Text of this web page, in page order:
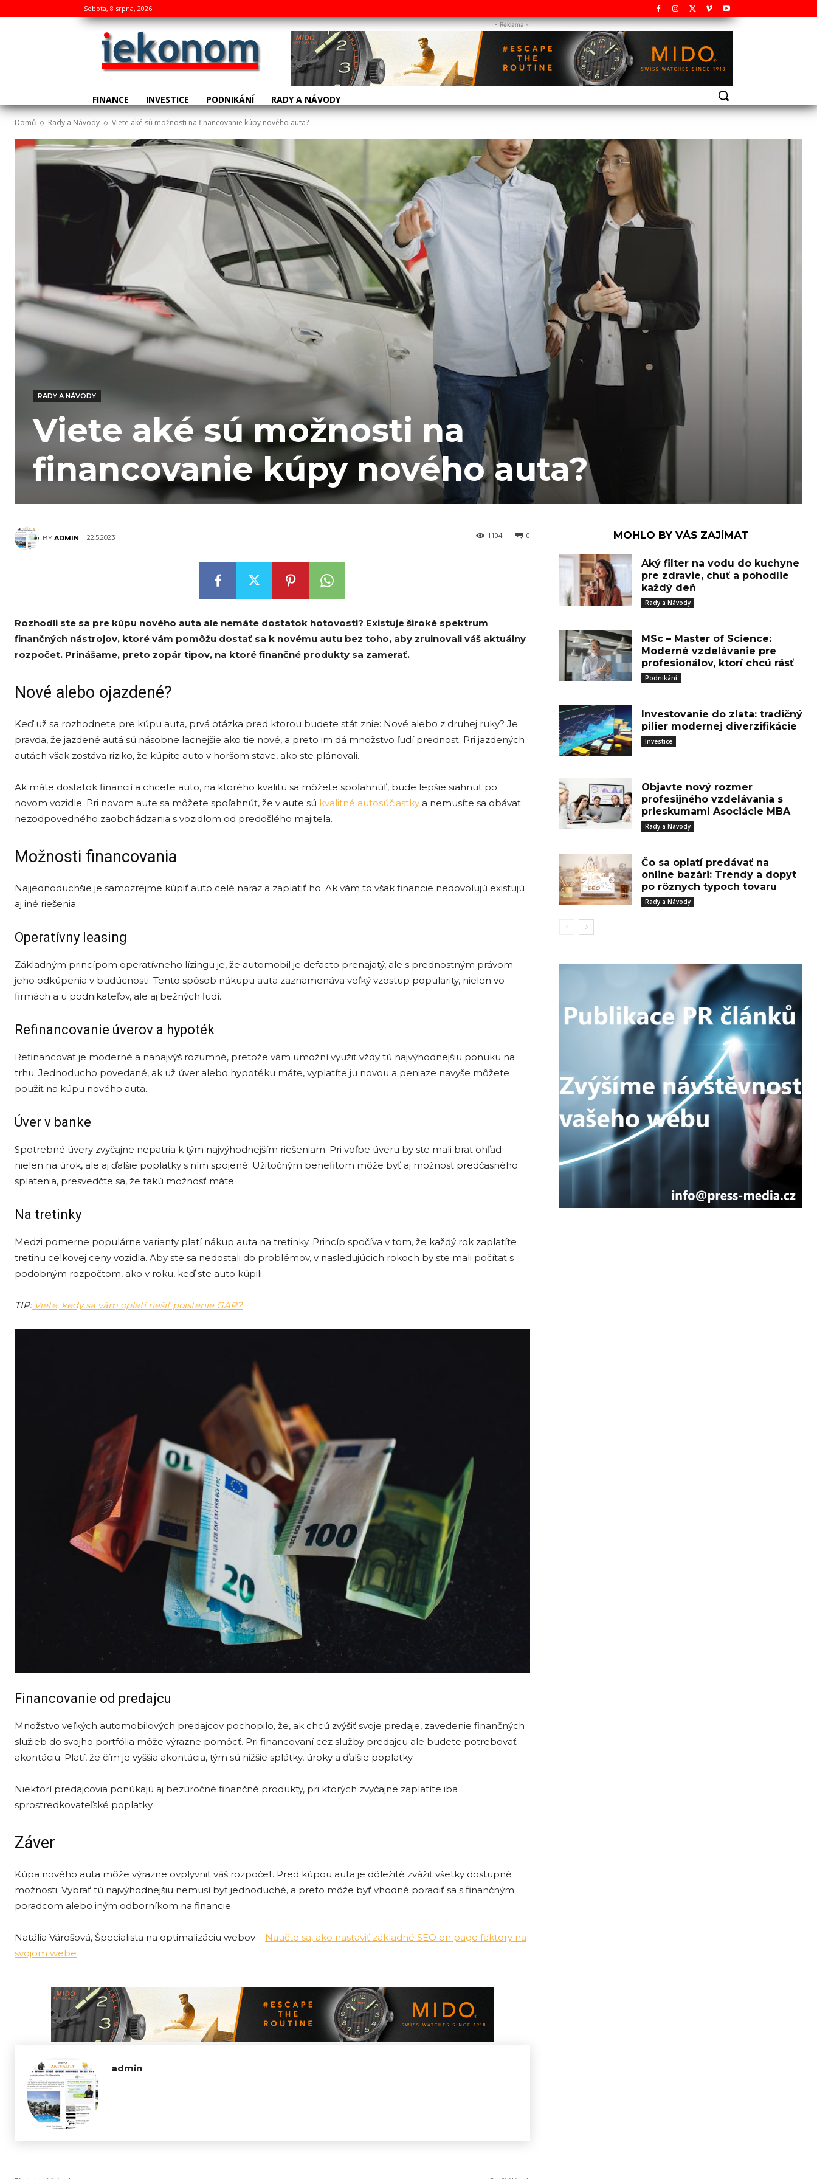
Sobota, 8 srpna, 2026
- Reklama -
FINANCE INVESTICE PODNIKÁNÍ RADY A NÁVODY
Domů Rady a Návody Viete aké sú možnosti na financovanie kúpy nového auta?
RADY A NÁVODY
Viete aké sú možnosti na
financovanie kúpy nového auta?
BY ADMIN 22.5.2023 0
1104
Rozhodli ste sa pre kúpu nového auta ale nemáte dostatok hotovosti? Existuje široké spektrum
finančných nástrojov, ktoré vám pomôžu dostať sa k novému autu bez toho, aby zruinovali váš aktuálny
rozpočet. Prinášame, preto zopár tipov, na ktoré finančné produkty sa zamerať.
Nové alebo ojazdené?
Keď už sa rozhodnete pre kúpu auta, prvá otázka pred ktorou budete stáť znie: Nové alebo z druhej ruky? Je
pravda, že jazdené autá sú násobne lacnejšie ako tie nové, a preto im dá množstvo ľudí prednosť. Pri jazdených
autách však zostáva riziko, že kúpite auto v horšom stave, ako ste plánovali.
Ak máte dostatok financií a chcete auto, na ktorého kvalitu sa môžete spoľahnúť, bude lepšie siahnuť po
novom vozidle. Pri novom aute sa môžete spoľahnúť, že v aute sú kvalitné autosúčiastky a nemusíte sa obávať
nezodpovedného zaobchádzania s vozidlom od predošlého majitela.
Možnosti financovania
Najjednoduchšie je samozrejme kúpiť auto celé naraz a zaplatiť ho. Ak vám to však financie nedovolujú existujú
aj iné riešenia.
Operatívny leasing
Základným princípom operatívneho lízingu je, že automobil je defacto prenajatý, ale s prednostným právom
jeho odkúpenia v budúcnosti. Tento spôsob nákupu auta zaznamenáva veľký vzostup popularity, nielen vo
firmách a u podnikateľov, ale aj bežných ľudí.
Refinancovanie úverov a hypoték
Refinancovať je moderné a nanajvýš rozumné, pretože vám umožní využiť vždy tú najvýhodnejšiu ponuku na
trhu. Jednoducho povedané, ak už úver alebo hypotéku máte, vyplatíte ju novou a peniaze navyše môžete
použiť na kúpu nového auta.
Úver v banke
Spotrebné úvery zvyčajne nepatria k tým najvýhodnejším riešeniam. Pri voľbe úveru by ste mali brať ohľad
nielen na úrok, ale aj ďalšie poplatky s ním spojené. Užitočným benefitom môže byť aj možnosť predčasného
splatenia, presvedčte sa, že takú možnosť máte.
Na tretinky
Medzi pomerne populárne varianty platí nákup auta na tretinky. Princíp spočíva v tom, že každý rok zaplatíte
tretinu celkovej ceny vozidla. Aby ste sa nedostali do problémov, v nasledujúcich rokoch by ste mali počítať s
podobným rozpočtom, ako v roku, keď ste auto kúpili.
TIP:Viete, kedy sa vám oplatí riešiť poistenie GAP?
Financovanie od predajcu
Množstvo veľkých automobilových predajcov pochopilo, že, ak chcú zvýšiť svoje predaje, zavedenie finančných
služieb do svojho portfólia môže výrazne pomôcť. Pri financovaní cez služby predajcu ale budete potrebovať
akontáciu. Platí, že čím je vyššia akontácia, tým sú nižšie splátky, úroky a ďalšie poplatky.
Niektorí predajcovia ponúkajú aj bezúročné finančné produkty, pri ktorých zvyčajne zaplatíte iba
sprostredkovateľské poplatky.
Záver
Kúpa nového auta môže výrazne ovplyvniť váš rozpočet. Pred kúpou auta je dôležité zvážiť všetky dostupné
možnosti. Vybrať tú najvýhodnejšiu nemusí byť jednoduché, a preto môže byť vhodné poradiť sa s finančným
poradcom alebo iným odborníkom na financie.
Natália Várošová, Špecialista na optimalizáciu webov – Naučte sa, ako nastaviť základné SEO on page faktory na
svojom webe
admin
MOHLO BY VÁS ZAJÍMAT
Aký filter na vodu do kuchyne
pre zdravie, chuť a pohodlie
každý deň
Rady a Návody
MSc – Master of Science:
Moderné vzdelávanie pre
profesionálov, ktorí chcú rásť
Podnikání
Investovanie do zlata: tradičný
pilier modernej diverzifikácie
Investice
Objavte nový rozmer
profesijného vzdelávania s
prieskumami Asociácie MBA
Rady a Návody
Čo sa oplatí predávať na
online bazári: Trendy a dopyt
po rôznych typoch tovaru
Rady a Návody